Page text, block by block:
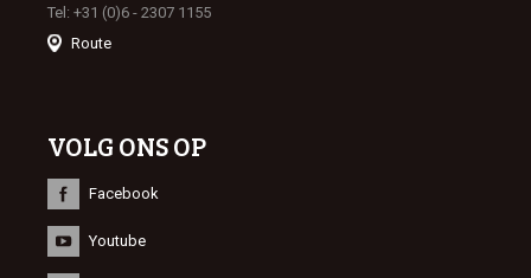
Tel: +31 (0)6 - 2307 1155
Route
VOLG ONS OP
Facebook
Youtube